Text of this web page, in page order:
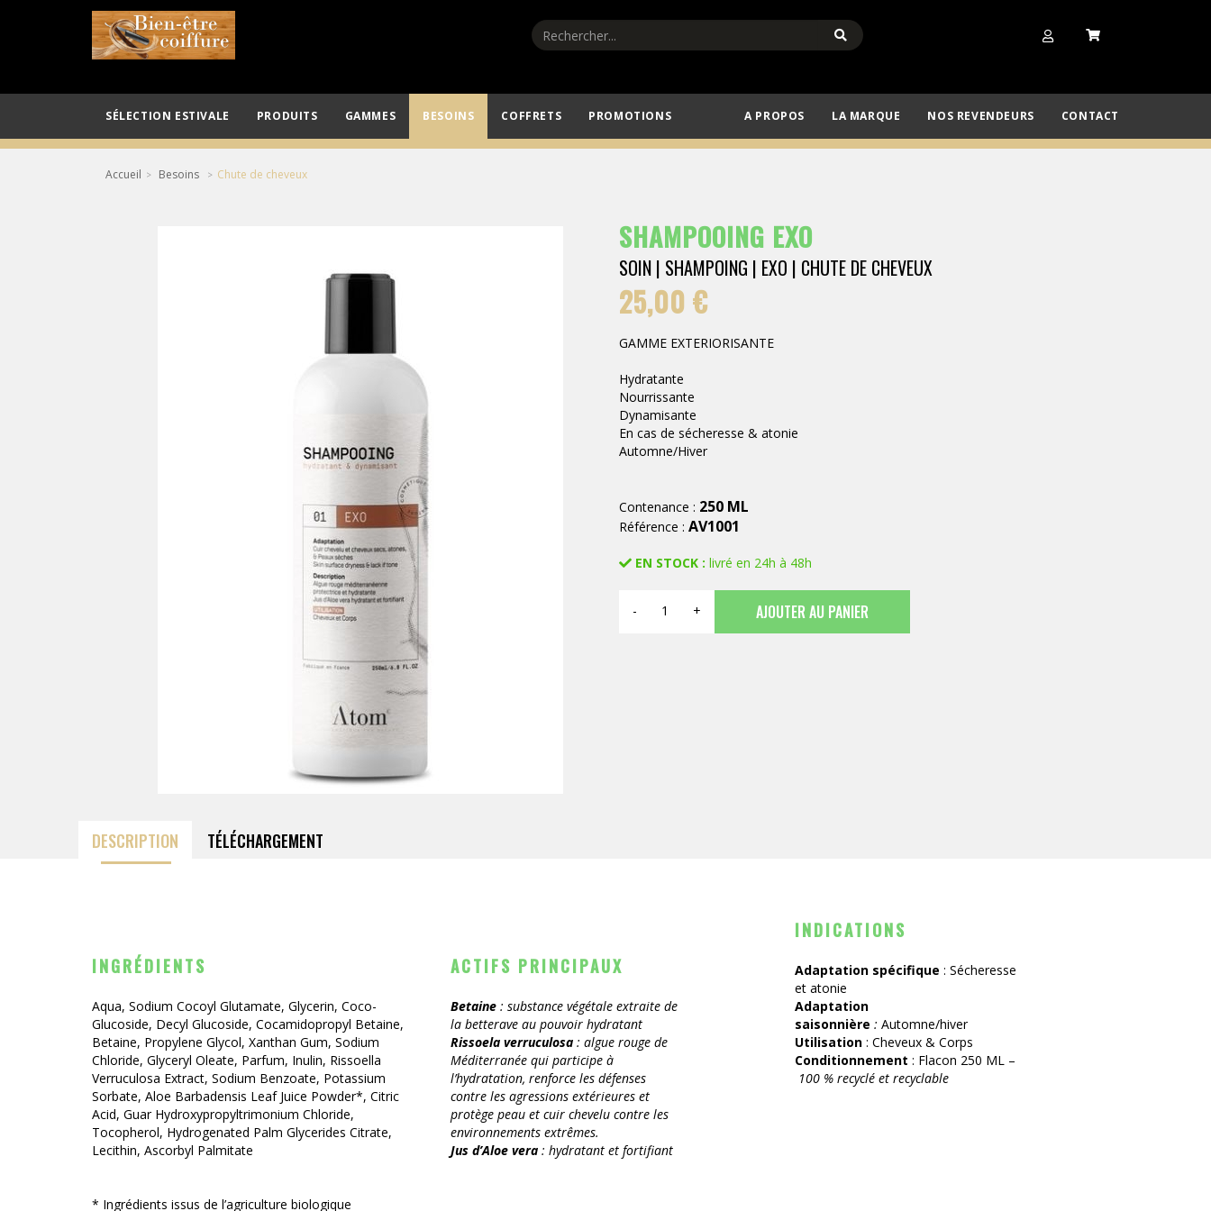
SÉLECTION ESTIVALE PRODUITS GAMMES BESOINS COFFRETS PROMOTIONS A PROPOS LA MARQUE NOS REVENDEURS CONTACT
Accueil Besoins Chute de cheveux
SHAMPOOING EXO
SOIN | SHAMPOING | EXO | CHUTE DE CHEVEUX
25,00 €
GAMME EXTERIORISANTE
Hydratante
Nourrissante
Dynamisante
En cas de sécheresse & atonie
Automne/Hiver
Contenance : 250 ML
Référence : AV1001
EN STOCK : livré en 24h à 48h
- + AJOUTER AU PANIER
DESCRIPTION TÉLÉCHARGEMENT
INGRÉDIENTS
Aqua, Sodium Cocoyl Glutamate, Glycerin, Coco-
Glucoside, Decyl Glucoside, Cocamidopropyl Betaine,
Betaine, Propylene Glycol, Xanthan Gum, Sodium
Chloride, Glyceryl Oleate, Parfum, Inulin, Rissoella
Verruculosa Extract, Sodium Benzoate, Potassium
Sorbate, Aloe Barbadensis Leaf Juice Powder*, Citric
Acid, Guar Hydroxypropyltrimonium Chloride,
Tocopherol, Hydrogenated Palm Glycerides Citrate,
Lecithin, Ascorbyl Palmitate
* Ingrédients issus de l’agriculture biologique
ACTIFS PRINCIPAUX
Betaine : substance végétale extraite de
la betterave au pouvoir hydratant
Rissoela verruculosa : algue rouge de
Méditerranée qui participe à
l’hydratation, renforce les défenses
contre les agressions extérieures et
protège peau et cuir chevelu contre les
environnements extrêmes.
Jus d’Aloe vera : hydratant et fortifiant
INDICATIONS
Adaptation spécifique : Sécheresse
et atonie
Adaptation
saisonnière : Automne/hiver
Utilisation : Cheveux & Corps
Conditionnement : Flacon 250 ML –
100 % recyclé et recyclable